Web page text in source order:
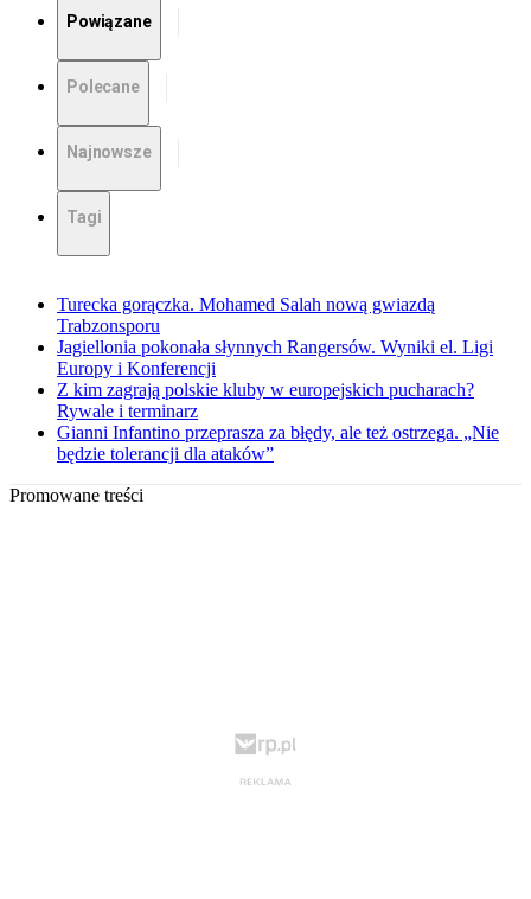
Powiązane
Polecane
Najnowsze
Tagi
Turecka gorączka. Mohamed Salah nową gwiazdą
Trabzonsporu
Jagiellonia pokonała słynnych Rangersów. Wyniki el. Ligi
Europy i Konferencji
Z kim zagrają polskie kluby w europejskich pucharach?
Rywale i terminarz
Gianni Infantino przeprasza za błędy, ale też ostrzega. „Nie
będzie tolerancji dla ataków”
Promowane treści